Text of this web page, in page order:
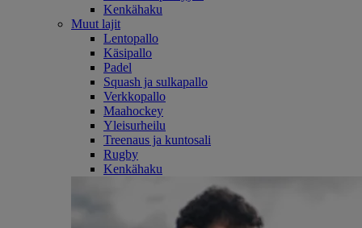
Kenkähaku
Muut lajit
Lentopallo
Käsipallo
Padel
Squash ja sulkapallo
Verkkopallo
Maahockey
Yleisurheilu
Treenaus ja kuntosali
Rugby
Kenkähaku